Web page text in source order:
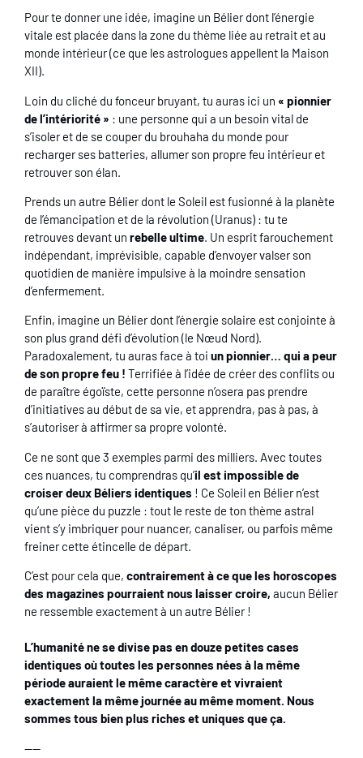
Pour te donner une idée, imagine un Bélier dont l’énergie
vitale est placée dans la zone du thème liée au retrait et au
monde intérieur (ce que les astrologues appellent la Maison
XII).
Loin du cliché du fonceur bruyant, tu auras ici un « pionnier
de l’intériorité » : une personne qui a un besoin vital de
s’isoler et de se couper du brouhaha du monde pour
recharger ses batteries, allumer son propre feu intérieur et
retrouver son élan.
Prends un autre Bélier dont le Soleil est fusionné à la planète
de l’émancipation et de la révolution (Uranus) : tu te
retrouves devant un rebelle ultime. Un esprit farouchement
indépendant, imprévisible, capable d’envoyer valser son
quotidien de manière impulsive à la moindre sensation
d’enfermement.
Enfin, imagine un Bélier dont l’énergie solaire est conjointe à
son plus grand défi d’évolution (le Nœud Nord).
Paradoxalement, tu auras face à toi un pionnier… qui a peur
de son propre feu ! Terrifiée à l’idée de créer des conflits ou
de paraître égoïste, cette personne n’osera pas prendre
d’initiatives au début de sa vie, et apprendra, pas à pas, à
s’autoriser à affirmer sa propre volonté.
Ce ne sont que 3 exemples parmi des milliers. Avec toutes
ces nuances, tu comprendras qu’il est impossible de
croiser deux Béliers identiques ! Ce Soleil en Bélier n’est
qu’une pièce du puzzle : tout le reste de ton thème astral
vient s’y imbriquer pour nuancer, canaliser, ou parfois même
freiner cette étincelle de départ.
C’est pour cela que, contrairement à ce que les horoscopes
des magazines pourraient nous laisser croire, aucun Bélier
ne ressemble exactement à un autre Bélier !
L’humanité ne se divise pas en douze petites cases
identiques où toutes les personnes nées à la même
période auraient le même caractère et vivraient
exactement la même journée au même moment. Nous
sommes tous bien plus riches et uniques que ça.
——